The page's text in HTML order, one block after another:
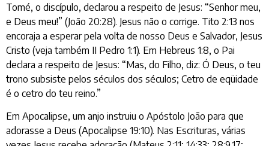
Tomé, o discípulo, declarou a respeito de Jesus: “Senhor meu,
e Deus meu!” (João 20:28). Jesus não o corrige. Tito 2:13 nos
encoraja a esperar pela volta de nosso Deus e Salvador, Jesus
Cristo (veja também II Pedro 1:1). Em Hebreus 1:8, o Pai
declara a respeito de Jesus: “Mas, do Filho, diz: Ó Deus, o teu
trono subsiste pelos séculos dos séculos; Cetro de eqüidade
é o cetro do teu reino.”
Em Apocalipse, um anjo instruiu o Apóstolo João para que
adorasse a Deus (Apocalipse 19:10). Nas Escrituras, várias